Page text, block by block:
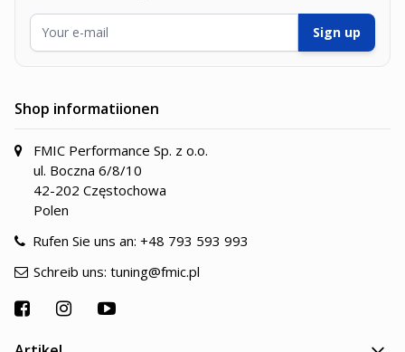
Sign up
Shop informatiionen
FMIC Performance Sp. z o.o.
ul. Boczna 6/8/10
42-202 Częstochowa
Polen
Rufen Sie uns an: +48 793 593 993
Schreib uns: tuning@fmic.pl